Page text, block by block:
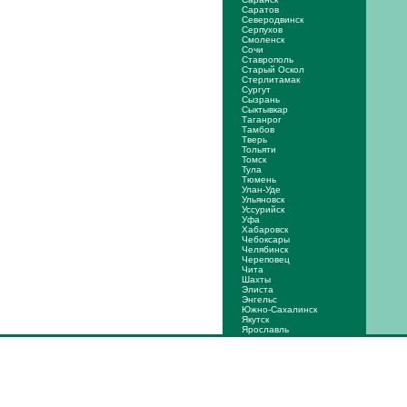
Саратов
Северодвинск
Серпухов
Смоленск
Сочи
Ставрополь
Старый Оскол
Стерлитамак
Сургут
Сызрань
Сыктывкар
Таганрог
Тамбов
Тверь
Тольяти
Томск
Тула
Тюмень
Улан-Уде
Ульяновск
Уссурийск
Уфа
Хабаровск
Чебоксары
Челябинск
Череповец
Чита
Шахты
Элиста
Энгельс
Южно-Сахалинск
Якутск
Ярослaвль